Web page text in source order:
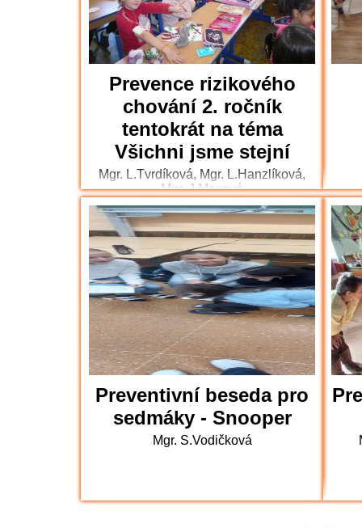
Prevence rizikového
chování 2. ročník
tentokrát na téma
Všichni jsme stejní
Mgr. L.Tvrdíková, Mgr. L.Hanzlíková,
Mgr. J.Maxová
Preventivní beseda pro
sedmáky - Snooper
Mgr. S.Vodičková